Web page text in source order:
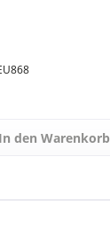
In den Warenkorb